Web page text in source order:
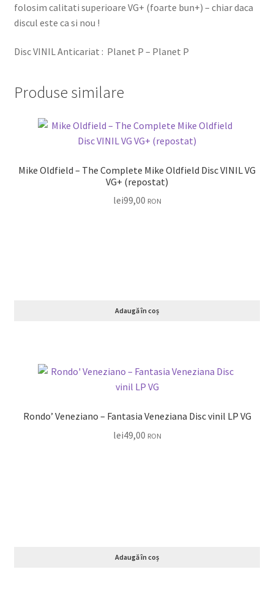
folosim calitati superioare VG+ (foarte bun+) – chiar daca
discul este ca si nou !
Disc VINIL Anticariat : Planet P – Planet P
Produse similare
Mike Oldfield – The Complete Mike Oldfield Disc VINIL VG
VG+ (repostat)
lei99,00 RON
Adaugă în coș
Rondo’ Veneziano – Fantasia Veneziana Disc vinil LP VG
lei49,00 RON
Adaugă în coș